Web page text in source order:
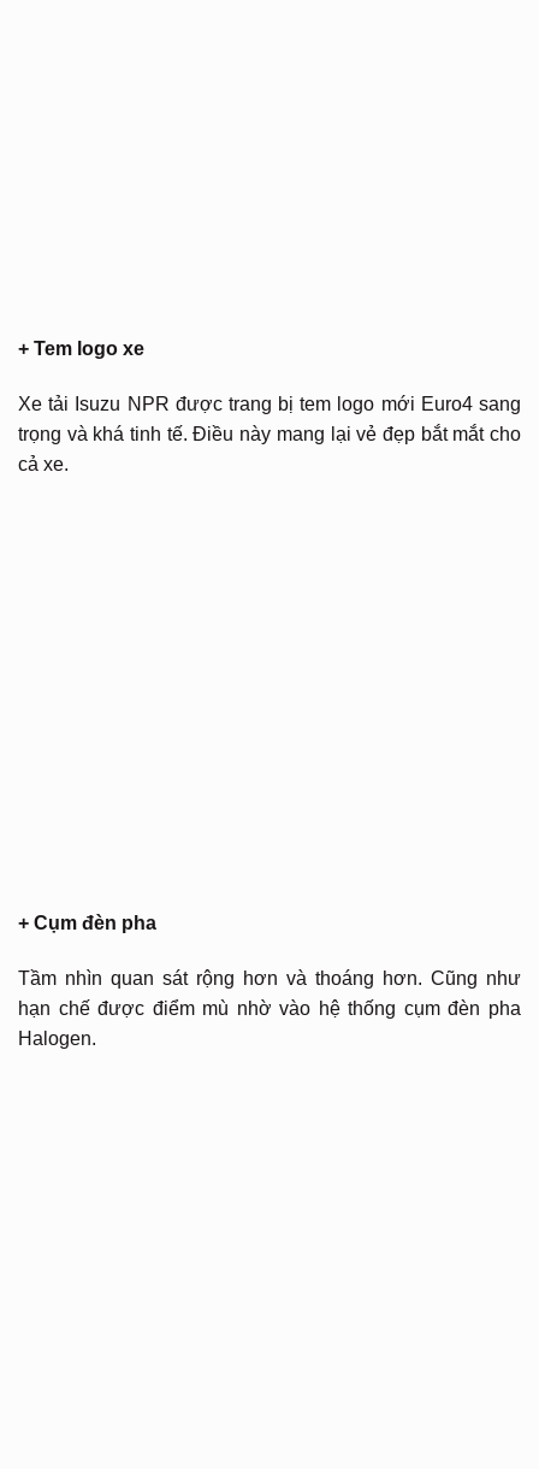
+ Tem logo xe
Xe tải Isuzu NPR được trang bị tem logo mới Euro4 sang
trọng và khá tinh tế. Điều này mang lại vẻ đẹp bắt mắt cho
cả xe.
+ Cụm đèn pha
Tầm nhìn quan sát rộng hơn và thoáng hơn. Cũng như
hạn chế được điểm mù nhờ vào hệ thống cụm đèn pha
Halogen.